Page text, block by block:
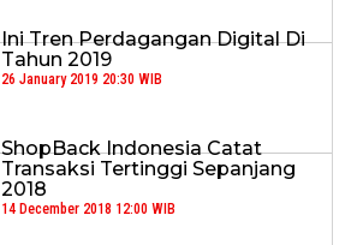
Ini Tren Perdagangan Digital Di
Tahun 2019
26 January 2019 20:30 WIB
ShopBack Indonesia Catat
Transaksi Tertinggi Sepanjang
2018
14 December 2018 12:00 WIB